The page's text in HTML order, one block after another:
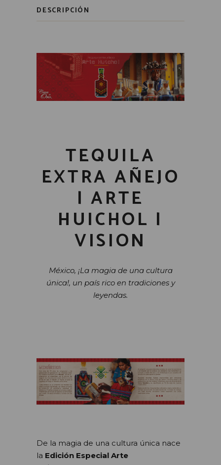
DESCRIPCIÓN
TEQUILA
EXTRA AÑEJO
| ARTE
HUICHOL |
VISION
México, ¡La magia de una cultura
única!, un país rico en tradiciones y
leyendas.
De la magia de una cultura única nace
la Edición Especial Arte